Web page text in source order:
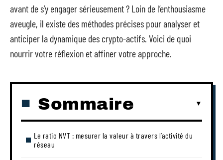
avant de s’y engager sérieusement ? Loin de l’enthousiasme
aveugle, il existe des méthodes précises pour analyser et
anticiper la dynamique des crypto-actifs. Voici de quoi
nourrir votre réflexion et affiner votre approche.
Sommaire
Le ratio NVT : mesurer la valeur à travers l’activité du
réseau